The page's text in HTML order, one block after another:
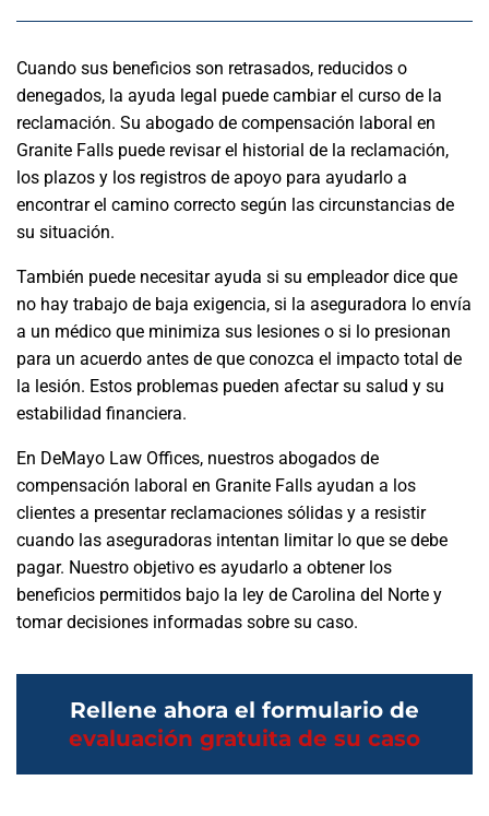
Cuando sus beneficios son retrasados, reducidos o
denegados, la ayuda legal puede cambiar el curso de la
reclamación. Su abogado de compensación laboral en
Granite Falls puede revisar el historial de la reclamación,
los plazos y los registros de apoyo para ayudarlo a
encontrar el camino correcto según las circunstancias de
su situación.
También puede necesitar ayuda si su empleador dice que
no hay trabajo de baja exigencia, si la aseguradora lo envía
a un médico que minimiza sus lesiones o si lo presionan
para un acuerdo antes de que conozca el impacto total de
la lesión. Estos problemas pueden afectar su salud y su
estabilidad financiera.
En DeMayo Law Offices, nuestros abogados de
compensación laboral en Granite Falls ayudan a los
clientes a presentar reclamaciones sólidas y a resistir
cuando las aseguradoras intentan limitar lo que se debe
pagar. Nuestro objetivo es ayudarlo a obtener los
beneficios permitidos bajo la ley de Carolina del Norte y
tomar decisiones informadas sobre su caso.
Rellene ahora el formulario de
evaluación gratuita de su caso